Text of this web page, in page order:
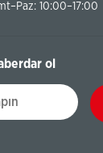
10:00–17:00
ol